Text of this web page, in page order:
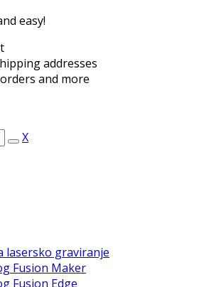
easy!
addresses
and more
X
lasersko graviranje
Fusion Maker
Fusion Edge